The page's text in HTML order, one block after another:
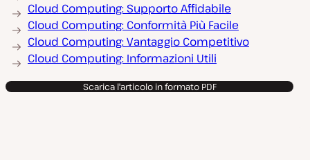
Cloud Computing: Supporto Affidabile
Cloud Computing: Conformità Più Facile
Cloud Computing: Vantaggio Competitivo
Cloud Computing: Informazioni Utili
Scarica l'articolo in formato PDF